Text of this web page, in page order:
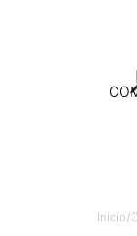
Inicio/